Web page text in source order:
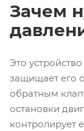
Зачем
Это
защищает его
обратным
остановки
контролирует